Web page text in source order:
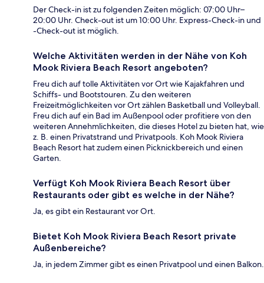
Der Check-in ist zu folgenden Zeiten möglich: 07:00 Uhr–
20:00 Uhr. Check-out ist um 10:00 Uhr. Express-Check-in und
-Check-out ist möglich.
Welche Aktivitäten werden in der Nähe von Koh
Mook Riviera Beach Resort angeboten?
Freu dich auf tolle Aktivitäten vor Ort wie Kajakfahren und
Schiffs- und Bootstouren. Zu den weiteren
Freizeitmöglichkeiten vor Ort zählen Basketball und Volleyball.
Freu dich auf ein Bad im Außenpool oder profitiere von den
weiteren Annehmlichkeiten, die dieses Hotel zu bieten hat, wie
z. B. einen Privatstrand und Privatpools. Koh Mook Riviera
Beach Resort hat zudem einen Picknickbereich und einen
Garten.
Verfügt Koh Mook Riviera Beach Resort über
Restaurants oder gibt es welche in der Nähe?
Ja, es gibt ein Restaurant vor Ort.
Bietet Koh Mook Riviera Beach Resort private
Außenbereiche?
Ja, in jedem Zimmer gibt es einen Privatpool und einen Balkon.